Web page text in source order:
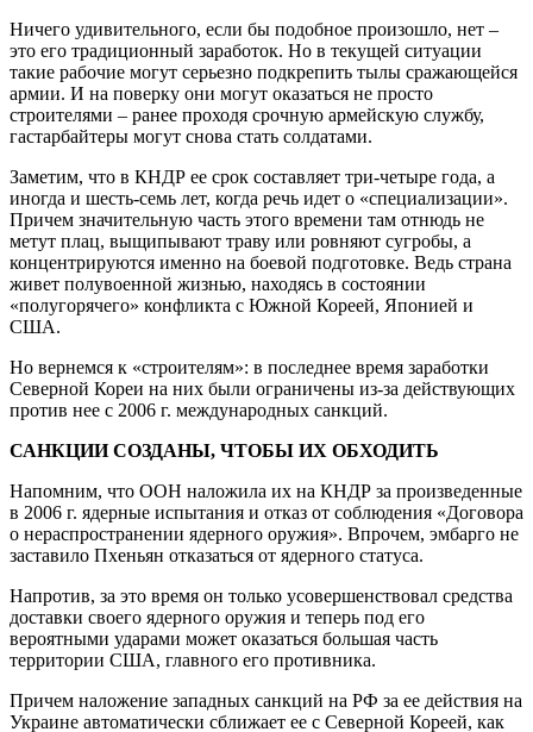
Ничего удивительного, если бы подобное произошло, нет –
это его традиционный заработок. Но в текущей ситуации
такие рабочие могут серьезно подкрепить тылы сражающейся
армии. И на поверку они могут оказаться не просто
строителями – ранее проходя срочную армейскую службу,
гастарбайтеры могут снова стать солдатами.
Заметим, что в КНДР ее срок составляет три-четыре года, а
иногда и шесть-семь лет, когда речь идет о «специализации».
Причем значительную часть этого времени там отнюдь не
метут плац, выщипывают траву или ровняют сугробы, а
концентрируются именно на боевой подготовке. Ведь страна
живет полувоенной жизнью, находясь в состоянии
«полугорячего» конфликта с Южной Кореей, Японией и
США.
Но вернемся к «строителям»: в последнее время заработки
Северной Кореи на них были ограничены из-за действующих
против нее с 2006 г. международных санкций.
САНКЦИИ СОЗДАНЫ, ЧТОБЫ ИХ ОБХОДИТЬ
Напомним, что ООН наложила их на КНДР за произведенные
в 2006 г. ядерные испытания и отказ от соблюдения «Договора
о нераспространении ядерного оружия». Впрочем, эмбарго не
заставило Пхеньян отказаться от ядерного статуса.
Напротив, за это время он только усовершенствовал средства
доставки своего ядерного оружия и теперь под его
вероятными ударами может оказаться большая часть
территории США, главного его противника.
Причем наложение западных санкций на РФ за ее действия на
Украине автоматически сближает ее с Северной Кореей, как